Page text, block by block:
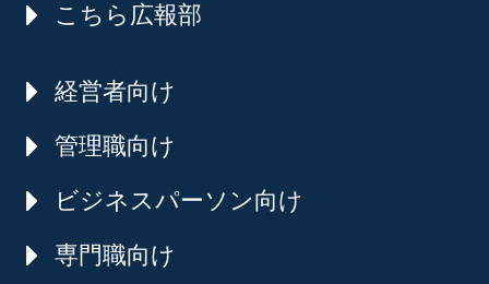
こちら広報部
経営者向け
管理職向け
ビジネスパーソン向け
専門職向け